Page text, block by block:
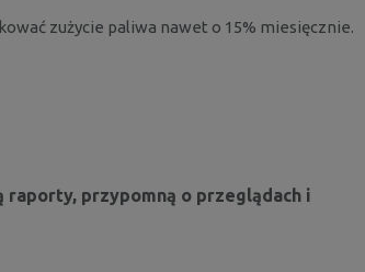
zużycie paliwa nawet o 15% miesięcznie.
raporty, przypomną o przeglądach i